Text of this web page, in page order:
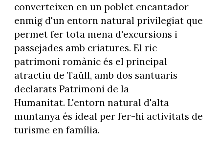
converteixen en un poblet encantador
enmig d'un entorn natural privilegiat que
permet fer tota mena d'excursions i
passejades amb criatures. El ric
patrimoni romànic és el principal
atractiu de Taüll, amb dos santuaris
declarats Patrimoni de la
Humanitat. L'entorn natural d'alta
muntanya és ideal per fer-hi activitats de
turisme en família.